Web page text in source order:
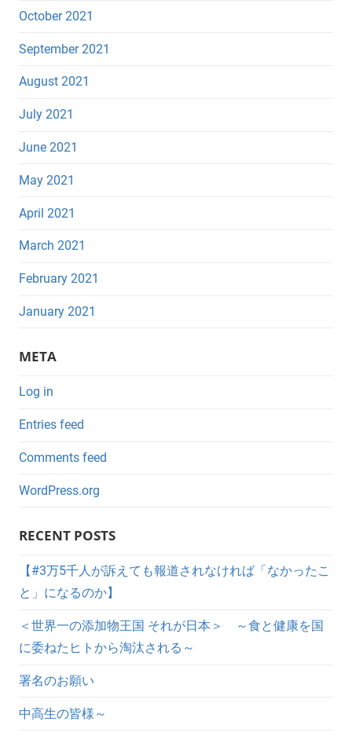
October 2021
September 2021
August 2021
July 2021
June 2021
May 2021
April 2021
March 2021
February 2021
January 2021
META
Log in
Entries feed
Comments feed
WordPress.org
RECENT POSTS
【#3万5千人が訴えても報道されなければ「なかったこ
と」になるのか】
＜世界一の添加物王国 それが日本＞ ～食と健康を国
に委ねたヒトから淘汰される～
署名のお願い
中高生の皆様～